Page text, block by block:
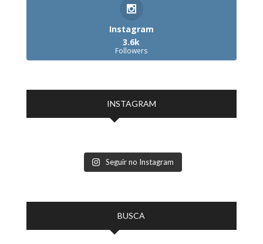
Instagram
3.6k
Followers
INSTAGRAM
Seguir no Instagram
BUSCA